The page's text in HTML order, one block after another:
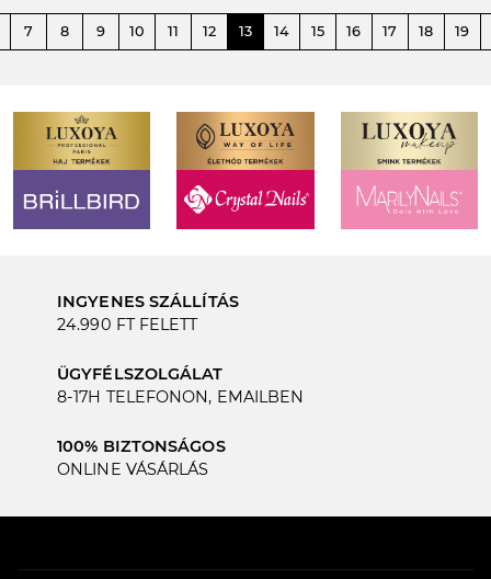
7 8 9 10 11 12 13 14 15 16 17 18 19
INGYENES SZÁLLÍTÁS
24.990 FT FELETT
ÜGYFÉLSZOLGÁLAT
8-17H TELEFONON, EMAILBEN
100% BIZTONSÁGOS
ONLINE VÁSÁRLÁS